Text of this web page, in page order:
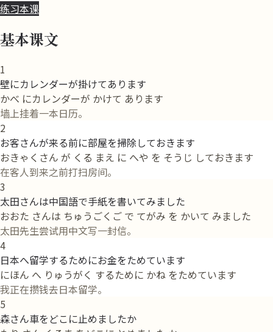
练习本课
基本课文
1
壁にカレンダーが掛けてあります
かべ にカレンダーが かけて あります
墙上挂着一本日历。
2
お客さんが来る前に部屋を掃除しておきます
おきゃくさん が くる まえ に へや を そうじ しておきます
在客人到来之前打扫房间。
3
太田さんは中国語で手紙を書いてみました
おおた さんは ちゅうごくご で てがみ を かいて みました
太田先生尝试用中文写一封信。
4
日本へ留学するためにお金をためています
にほん へ りゅうがく するために かね をためています
我正在攒钱去日本留学。
5
森さん車をどこに止めましたか